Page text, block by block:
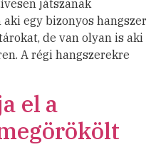
játszanak
egy bizonyos hangszer
de van olyan is aki
A régi hangszerekre
el a